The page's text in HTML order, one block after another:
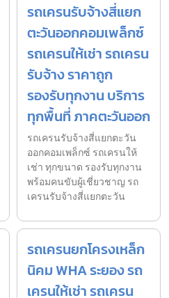
รถเครนรับจ้างสี่แยก
ตะวันออกคอมเพล็กซ์
รถเครนให้เช่า รถเครน
รับจ้าง ราคาถูก
รองรับทุกงาน บริการ
ทุกพื้นที่ ภาคตะวันออก
รถเครนรับจ้างสี่แยกตะวัน
ออกคอมเพล็กซ์ รถเครนให้
เช่า ทุกขนาด รองรับทุกงาน
พร้อมคนขับผู้เชี่ยวชาญ รถ
เครนรับจ้างสี่แยกตะวัน
รถเครนยกโครงเหล็ก
นิคม WHA ระยอง รถ
เครนให้เช่า รถเครน